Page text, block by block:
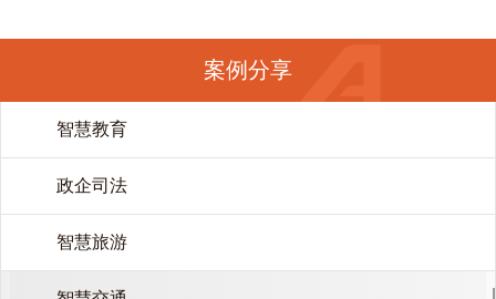
案例分享
智慧教育
政企司法
智慧旅游